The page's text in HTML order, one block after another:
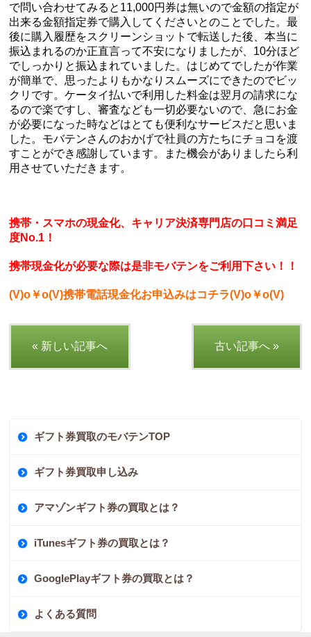
で問い合わせてみると11,000円券は無いので金額の指定が
出来る金額指定券で購入してくださいとのことでした。最
後に購入履歴をスクリーンショットで転送した後、本当に
振込まれるのか正直言って不安になりましたが、10分ほど
でしっかりと振込まれていました。はじめてでしたが作業
が簡単で、思ったよりもかなりスムーズにできたのでビッ
クリです。ケータイ払いで利用した料金は翌月の請求にな
るので楽ですし、審査なども一切必要ないので、急にお金
が必要になった時などはとても便利なサービスだと思いま
した。モバテンさんのおかげで社員の方たちにチョコを渡
すことができ感謝しています。また機会がありましたら利
用させていただきます。
携帯・スマホの現金化、キャリア決済専門店の口コミ満足
度No.1！
携帯現金化が必要な際は是非モバテンをご利用下さい！！
(V)o￥o(V)携帯電話現金化お申込みはコチラ(V)o￥o(V)
« 新しい記事へ 古い記事へ »
ギフト券買取のモバテンTOP
ギフト券買取申し込み
アマゾンギフト券の買取とは？
iTunesギフト券の買取とは？
GooglePlayギフト券の買取とは？
よくある質問